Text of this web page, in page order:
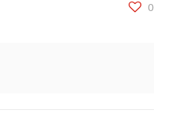
0